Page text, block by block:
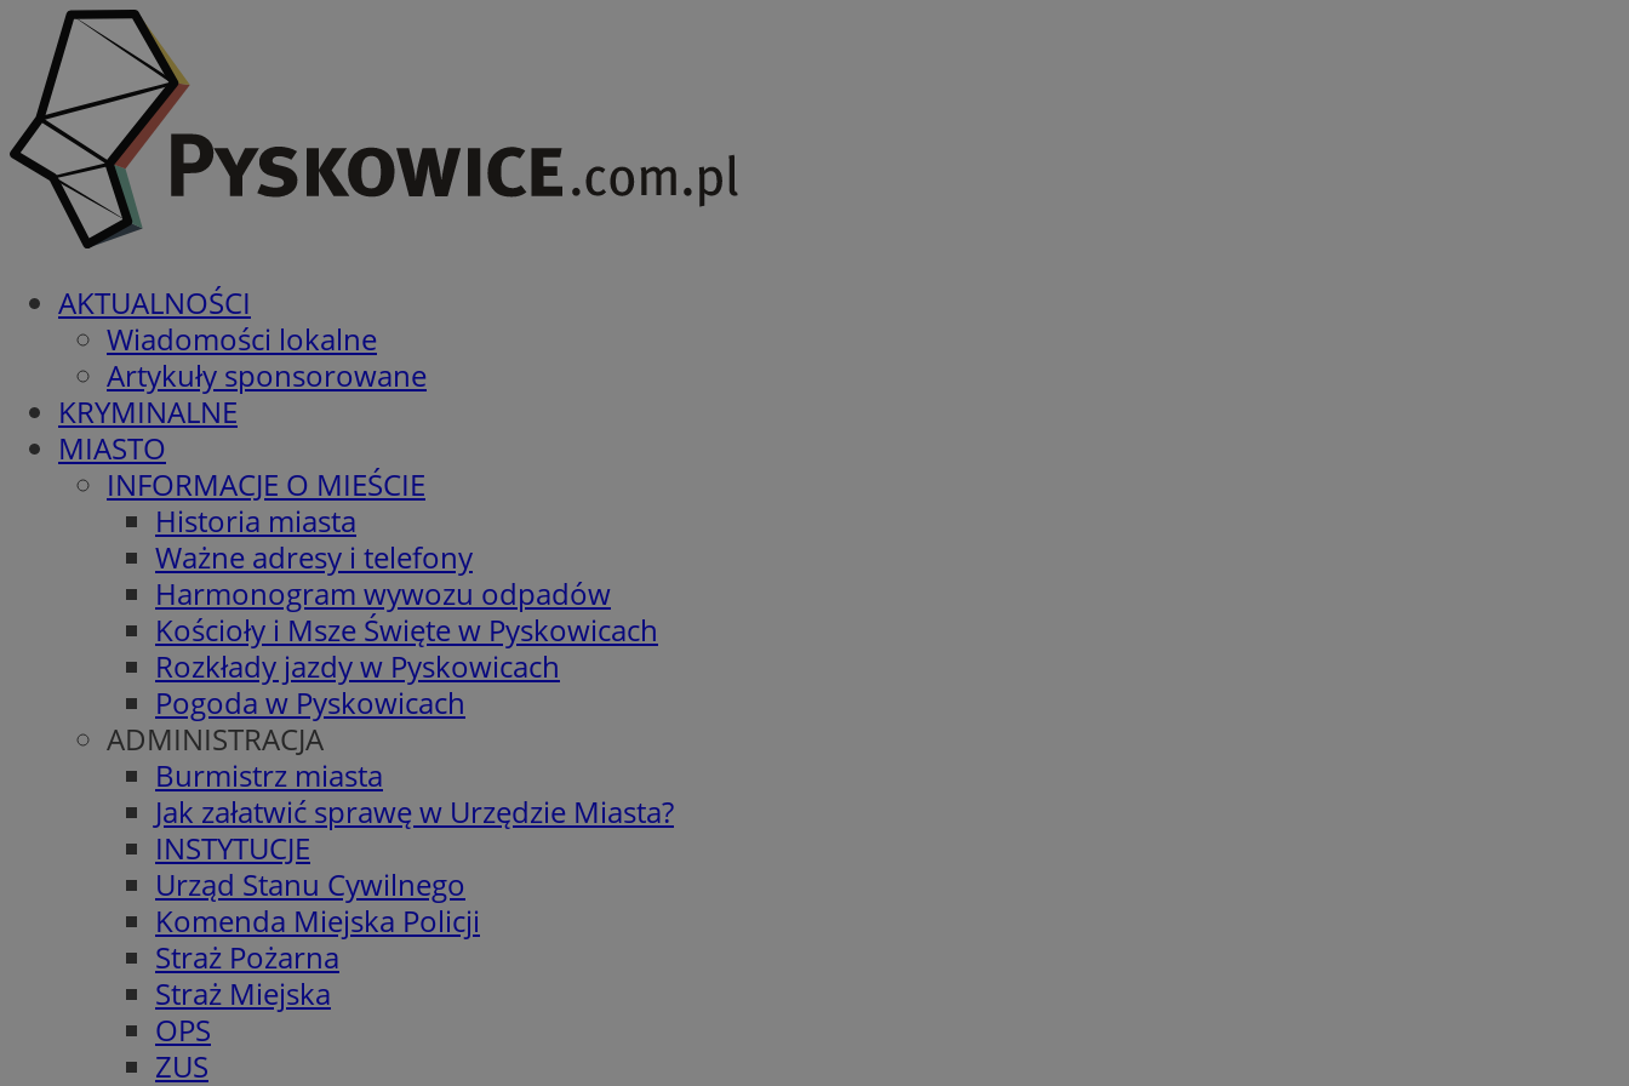
AKTUALNOŚCI
Wiadomości lokalne
Artykuły sponsorowane
KRYMINALNE
MIASTO
INFORMACJE O MIEŚCIE
Historia miasta
Ważne adresy i telefony
Harmonogram wywozu odpadów
Kościoły i Msze Święte w Pyskowicach
Rozkłady jazdy w Pyskowicach
Pogoda w Pyskowicach
ADMINISTRACJA
Burmistrz miasta
Jak załatwić sprawę w Urzędzie Miasta?
INSTYTUCJE
Urząd Stanu Cywilnego
Komenda Miejska Policji
Straż Pożarna
Straż Miejska
OPS
ZUS